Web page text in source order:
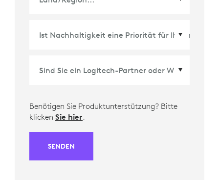
Benötigen Sie Produktunterstützung? Bitte
klicken Sie hier.
SENDEN